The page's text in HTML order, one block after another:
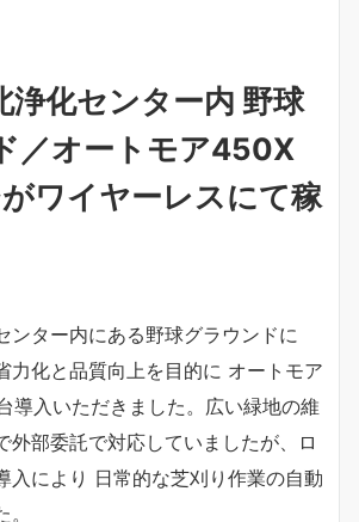
浄化センター内 野球
／オートモア450X
ワイヤーレスにて稼
ンター内にある野球グラウンドに
力化と品質向上を目的に オートモア
導入いただきました。広い緑地の維
外部委託で対応していましたが、ロ
入により 日常的な芝刈り作業の自動